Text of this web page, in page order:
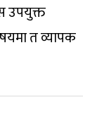
उपयुक्त
त व्यापक